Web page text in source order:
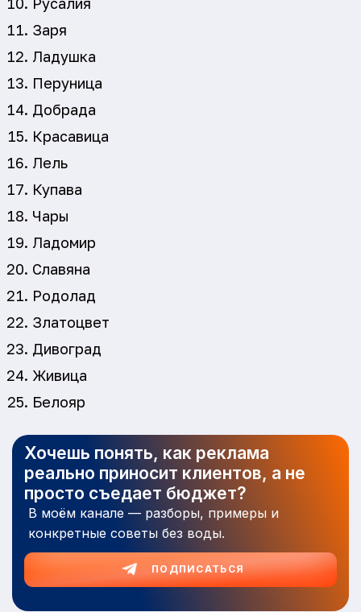
Заря
Ладушка
Перуница
Добрада
Красавица
Лель
Купава
Чары
Ладомир
Славяна
Родолад
Златоцвет
Дивоград
Живица
Белояр
Хочешь понять, как реклама
реально приносит клиентов, а не
просто съедает бюджет?
В моём канале — разборы, примеры и
конкретные советы без воды.
ПОДПИСАТЬСЯ